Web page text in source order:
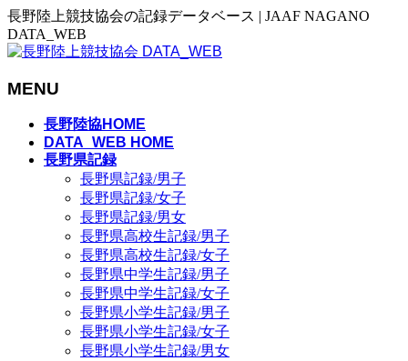
長野陸上競技協会の記録データベース | JAAF NAGANO
DATA_WEB
MENU
長野陸協HOME
DATA_WEB HOME
長野県記録
長野県記録/男子
長野県記録/女子
長野県記録/男女
長野県高校生記録/男子
長野県高校生記録/女子
長野県中学生記録/男子
長野県中学生記録/女子
長野県小学生記録/男子
長野県小学生記録/女子
長野県小学生記録/男女